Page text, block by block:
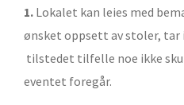
1. Lokalet kan leies med
ønsket oppsett av stoler,
tilstedet tilfelle noe ikke
eventet foregår.